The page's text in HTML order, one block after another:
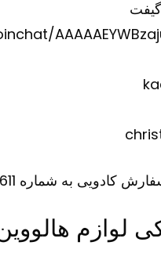
به شماره 0910028611 تلگرام نمایید.
لوازم